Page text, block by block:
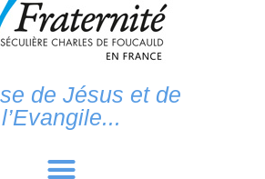
de Jésus et de
l’Evangile...